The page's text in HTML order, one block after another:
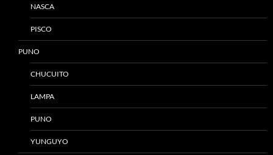
NASCA
PISCO
PUNO
CHUCUITO
LAMPA
PUNO
YUNGUYO